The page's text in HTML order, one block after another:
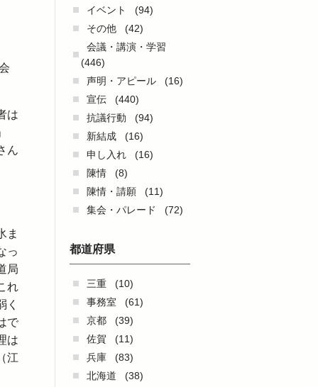
は
ん
ま
っ
局
れ
く
で
は
江
イベント
(94)
その他
(42)
会議・講演・学習
(446)
声明・アピール
(16)
宣伝
(440)
抗議行動
(94)
新結成
(16)
申し入れ
(16)
陳情
(8)
陳情・請願
(11)
集会・パレード
(72)
都道府県
三重
(10)
事務室
(61)
京都
(39)
佐賀
(11)
兵庫
(83)
北海道
(38)